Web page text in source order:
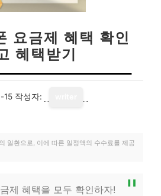
요금제 혜택 확인
혜택받기
15 작성자:
일환으로, 이에 따른 일정액의 수수료를 제공
제 혜택을 모두 확인하자!